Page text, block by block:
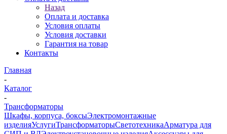
Назад
Оплата и доставка
Условия оплаты
Условия доставки
Гарантия на товар
Контакты
Главная
-
Каталог
-
Трансформаторы
Шкафы, корпуса, боксыЭлектромонтажные
изделияУслугиТрансформаторыСветотехникаАрматура для